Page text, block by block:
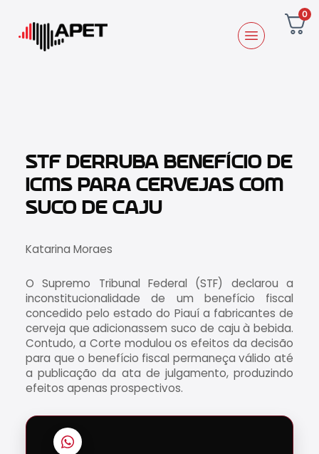
0
STF DERRUBA BENEFÍCIO DE
ICMS PARA CERVEJAS COM
SUCO DE CAJU
Katarina Moraes
O Supremo Tribunal Federal (STF) declarou a
inconstitucionalidade de um benefício fiscal
concedido pelo estado do Piauí a fabricantes de
cerveja que adicionassem suco de caju à bebida.
Contudo, a Corte modulou os efeitos da decisão
para que o benefício fiscal permaneça válido até
a publicação da ata de julgamento, produzindo
efeitos apenas prospectivos.